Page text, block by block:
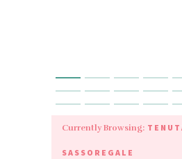
Currently Browsing:
SASSOREGALE